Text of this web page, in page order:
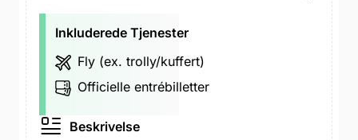
Inkluderede Tjenester
Fly (ex. trolly/kuffert)
Officielle entrébilletter
Beskrivelse